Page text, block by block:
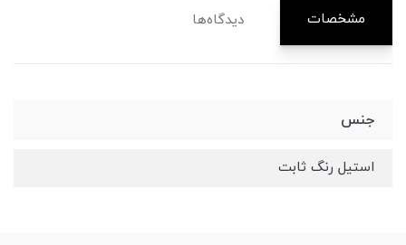
مشخصات دیدگاه‌ها
جنس
استیل رنگ ثابت